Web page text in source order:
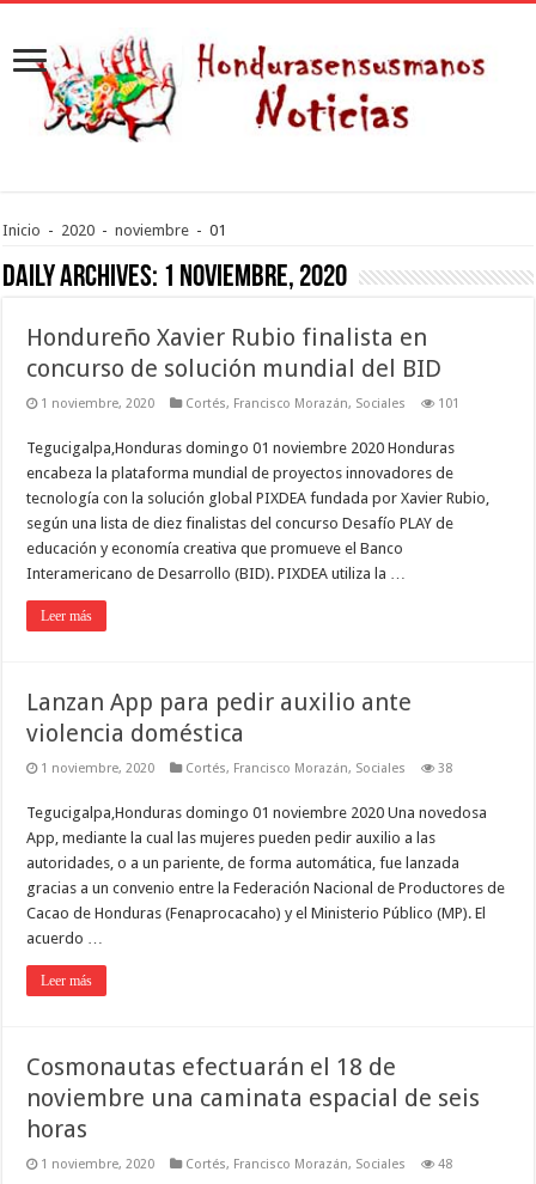
Inicio - 2020 - noviembre - 01
Daily Archives: 1 noviembre, 2020
Hondureño Xavier Rubio finalista en
concurso de solución mundial del BID
1 noviembre, 2020 Cortés, Francisco Morazán, Sociales 101
Tegucigalpa,Honduras domingo 01 noviembre 2020 Honduras
encabeza la plataforma mundial de proyectos innovadores de
tecnología con la solución global PIXDEA fundada por Xavier Rubio,
según una lista de diez finalistas del concurso Desafío PLAY de
educación y economía creativa que promueve el Banco
Interamericano de Desarrollo (BID). PIXDEA utiliza la …
Leer más
Lanzan App para pedir auxilio ante
violencia doméstica
1 noviembre, 2020 Cortés, Francisco Morazán, Sociales 38
Tegucigalpa,Honduras domingo 01 noviembre 2020 Una novedosa
App, mediante la cual las mujeres pueden pedir auxilio a las
autoridades, o a un pariente, de forma automática, fue lanzada
gracias a un convenio entre la Federación Nacional de Productores de
Cacao de Honduras (Fenaprocacaho) y el Ministerio Público (MP). El
acuerdo …
Leer más
Cosmonautas efectuarán el 18 de
noviembre una caminata espacial de seis
horas
1 noviembre, 2020 Cortés, Francisco Morazán, Sociales 48